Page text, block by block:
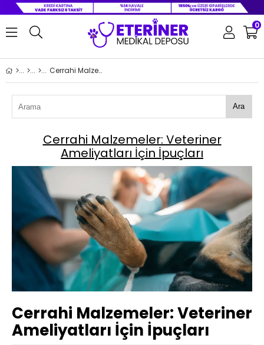
0
Cerrahi Malzemeler: Veteriner Ameliyatları İçin İpuçları
Ara
Cerrahi Malzemeler: Veteriner
Ameliyatları İçin İpuçları
Cerrahi Malzemeler: Veteriner
Ameliyatları İçin İpuçları